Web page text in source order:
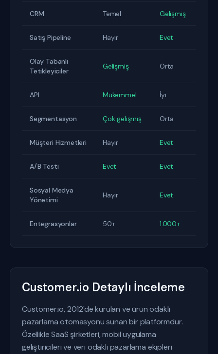
CRM Temel Gelişmiş
Satış Pipeline Hayır Evet
Olay Tabanlı
Tetikleyiciler
Gelişmiş Orta
API Mükemmel İyi
Segmentasyon Çok gelişmiş Orta
Müşteri Hizmetleri Hayır Evet
A/B Testi Evet Evet
Sosyal Medya
Yönetimi
Hayır Evet
Entegrasyonlar 50+ 1.000+
Customer.io Detaylı İnceleme
Customer.io, 2012'de kurulan ve ürün odaklı
pazarlama otomasyonu sunan bir platformdur.
Özellikle SaaS şirketleri, mobil uygulama
geliştiricileri ve veri odaklı pazarlama ekipleri